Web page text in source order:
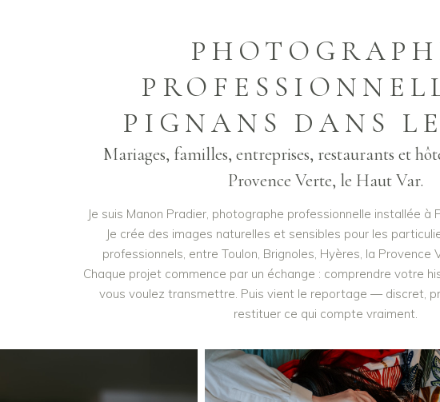
PIGNANS DANS
Mariages, familles, entreprises, restaurants et
Provence Verte, le Haut Var.
Je suis Manon Pradier, photographe professionnelle installée à
Je crée des images naturelles et sensibles pour les
professionnels, entre Toulon, Brignoles, Hyères, la Provence
Chaque projet commence par un échange : comprendre votre
vous voulez transmettre. Puis vient le reportage — discret,
restituer ce qui compte vraiment.